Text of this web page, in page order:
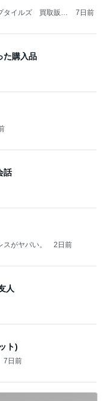
タイルズ 買取販売
7日前
た購入品
話
がヤバい。 2日前
人
ト)
7日前